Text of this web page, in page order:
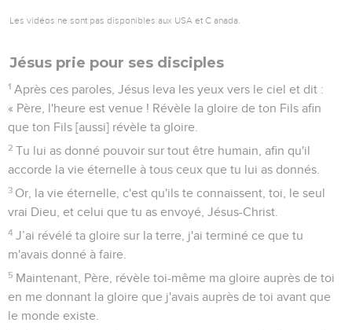
Les vidéos ne sont pas disponibles aux USA et C anada.
Jésus prie pour ses disciples
1 Après ces paroles, Jésus leva les yeux vers le ciel et dit :
« Père, l'heure est venue ! Révèle la gloire de ton Fils afin
que ton Fils [aussi] révèle ta gloire.
2 Tu lui as donné pouvoir sur tout être humain, afin qu'il
accorde la vie éternelle à tous ceux que tu lui as donnés.
3 Or, la vie éternelle, c'est qu'ils te connaissent, toi, le seul
vrai Dieu, et celui que tu as envoyé, Jésus-Christ.
4 J’ai révélé ta gloire sur la terre, j'ai terminé ce que tu
m'avais donné à faire.
5 Maintenant, Père, révèle toi-même ma gloire auprès de toi
en me donnant la gloire que j'avais auprès de toi avant que
le monde existe.